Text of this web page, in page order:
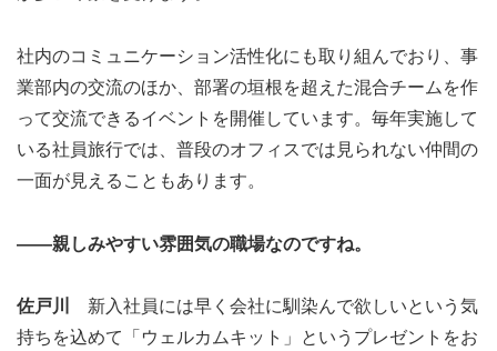
社内のコミュニケーション活性化にも取り組んでおり、事
業部内の交流のほか、部署の垣根を超えた混合チームを作
って交流できるイベントを開催しています。毎年実施して
いる社員旅行では、普段のオフィスでは見られない仲間の
一面が見えることもあります。
――親しみやすい雰囲気の職場なのですね。
佐戸川 新入社員には早く会社に馴染んで欲しいという気
持ちを込めて「ウェルカムキット」というプレゼントをお